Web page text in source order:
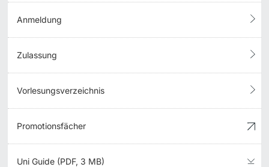
Anmeldung
Zulassung
Vorlesungsverzeichnis
Promotionsfächer
Uni Guide (PDF, 3 MB)